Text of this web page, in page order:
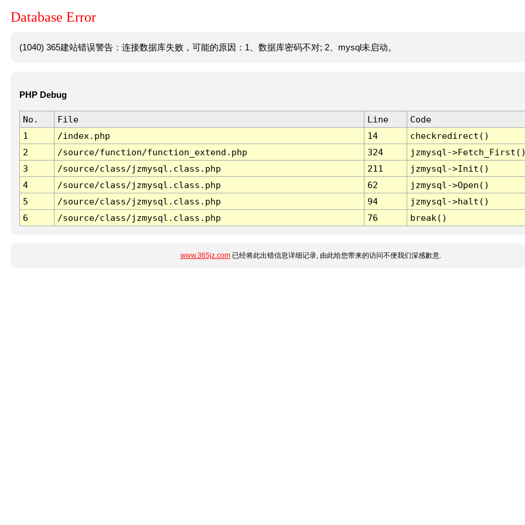
Database Error
(1040) 365建站错误警告：连接数据库失败，可能的原因：1、数据库密码不对; 2、mysql未启动。
PHP Debug
No. File Line
Code
1
/index.php 14
checkredirect()
2
/source/function/function_extend.php 324
jzmysql-
3
/source/class/jzmysql.class.php 211
jzmysql->Init()
4
/source/class/jzmysql.class.php 62
jzmysql->Open()
5
/source/class/jzmysql.class.php 94
jzmysql->halt()
6
/source/class/jzmysql.class.php 76 break()
www.365jz.com已经将此出错信息详细记录, 由此给您带来的访问不便我们深感歉意.